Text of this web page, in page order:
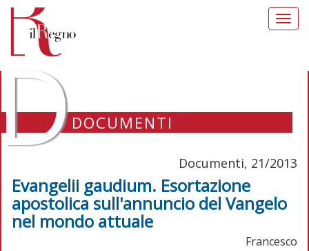
DOCUMENTI
Documenti, 21/2013
Evangelii gaudium. Esortazione
apostolica sull'annuncio del Vangelo
nel mondo attuale
Francesco